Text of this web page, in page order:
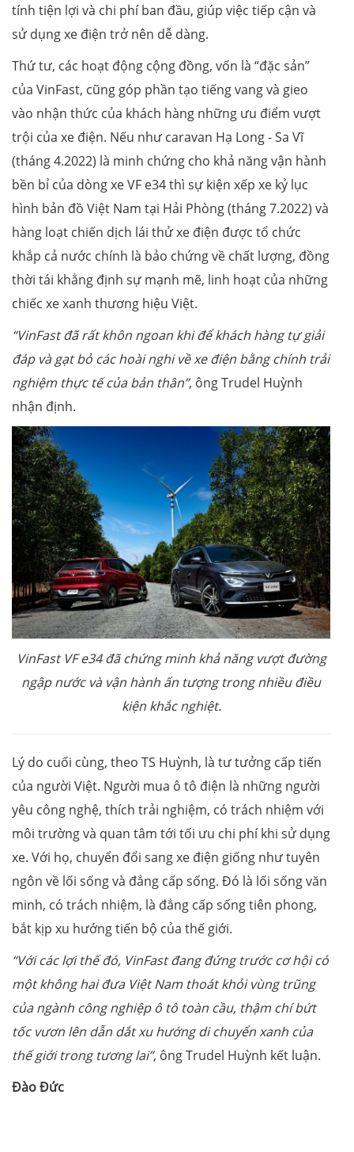
tính tiện lợi và chi phí ban đầu, giúp việc tiếp cận và
sử dụng xe điện trở nên dễ dàng.
Thứ tư, các hoạt động cộng đồng, vốn là “đặc sản”
của VinFast, cũng góp phần tạo tiếng vang và gieo
vào nhận thức của khách hàng những ưu điểm vượt
trội của xe điện. Nếu như caravan Hạ Long - Sa Vĩ
(tháng 4.2022) là minh chứng cho khả năng vận hành
bền bỉ của dòng xe VF e34 thì sự kiện xếp xe kỷ lục
hình bản đồ Việt Nam tại Hải Phòng (tháng 7.2022) và
hàng loạt chiến dịch lái thử xe điện được tổ chức
khắp cả nước chính là bảo chứng về chất lượng, đồng
thời tái khẳng định sự mạnh mẽ, linh hoạt của những
chiếc xe xanh thương hiệu Việt.
“VinFast đã rất khôn ngoan khi để khách hàng tự giải
đáp và gạt bỏ các hoài nghi về xe điện bằng chính trải
nghiệm thực tế của bản thân”, ông Trudel Huỳnh
nhận định.
VinFast VF e34 đã chứng minh khả năng vượt đường
ngập nước và vận hành ấn tượng trong nhiều điều
kiện khắc nghiệt.
Lý do cuối cùng, theo TS Huỳnh, là tư tưởng cấp tiến
của người Việt. Người mua ô tô điện là những người
yêu công nghệ, thích trải nghiệm, có trách nhiệm với
môi trường và quan tâm tới tối ưu chi phí khi sử dụng
xe. Với họ, chuyển đổi sang xe điện giống như tuyên
ngôn về lối sống và đẳng cấp sống. Đó là lối sống văn
minh, có trách nhiệm, là đẳng cấp sống tiên phong,
bắt kịp xu hướng tiến bộ của thế giới.
“Với các lợi thế đó, VinFast đang đứng trước cơ hội có
một không hai đưa Việt Nam thoát khỏi vùng trũng
của ngành công nghiệp ô tô toàn cầu, thậm chí bứt
tốc vươn lên dẫn dắt xu hướng di chuyển xanh của
thế giới trong tương lai”, ông Trudel Huỳnh kết luận.
Đào Đức